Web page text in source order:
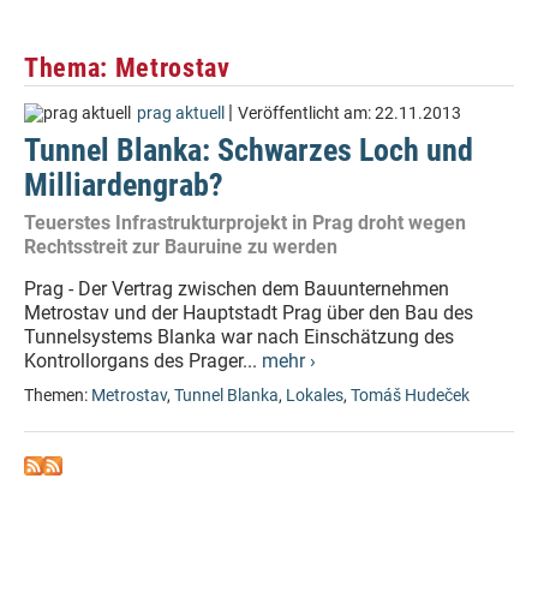
Thema: Metrostav
prag aktuell | Veröffentlicht am:22.11.2013
Tunnel Blanka: Schwarzes Loch und
Milliardengrab?
Teuerstes Infrastrukturprojekt in Prag droht wegen
Rechtsstreit zur Bauruine zu werden
Prag - Der Vertrag zwischen dem Bauunternehmen
Metrostav und der Hauptstadt Prag über den Bau des
Tunnelsystems Blanka war nach Einschätzung des
Kontrollorgans des Prager... mehr ›
Themen: Metrostav, Tunnel Blanka, Lokales, Tomáš Hudeček